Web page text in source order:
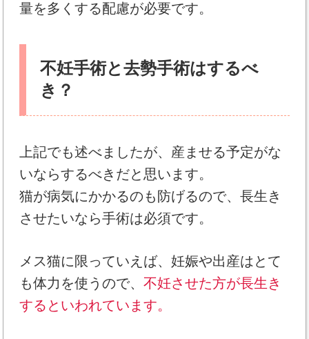
量を多くする配慮が必要です。
不妊手術と去勢手術はするべ
き？
上記でも述べましたが、産ませる予定がな
いならするべきだと思います。
猫が病気にかかるのも防げるので、長生き
させたいなら手術は必須です。
メス猫に限っていえば、妊娠や出産はとて
も体力を使うので、不妊させた方が長生き
するといわれています。